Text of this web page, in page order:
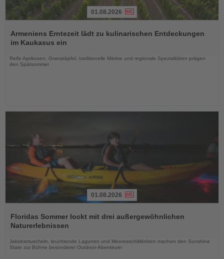
Sie
die
01.08.2026
Armeniens Erntezeit lädt zu kulinarischen Entdeckungen
im Kaukasus ein
Reife Aprikosen, Granatäpfel, traditionelle Märkte und regionale Spezialitäten prägen
den Spätsommer
Sie
die
01.08.2026
Floridas Sommer lockt mit drei außergewöhnlichen
Naturerlebnissen
Jakobsmuscheln, leuchtende Lagunen und Meeresschildkröten machen den Sunshine
State zur Bühne besonderer Outdoor-Abenteuer